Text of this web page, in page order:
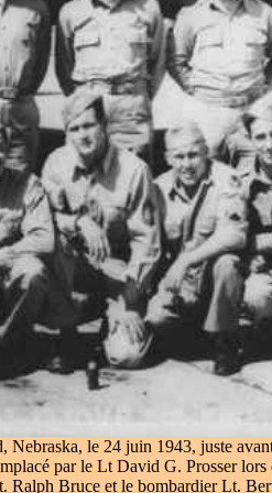
le 24 juin 1943, juste
par le Lt David G. Prosser lors
Bruce et le bombardier Lt.